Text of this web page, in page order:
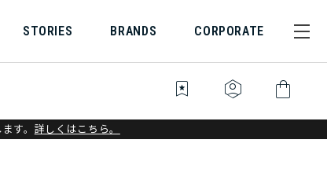
STORIES BRANDS CORPORATE
bookmark_star identity_platform shopping_bag
す。 詳しくはこちら。